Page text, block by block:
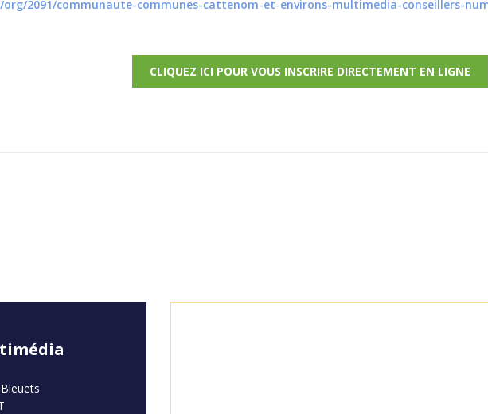
2091/communaute-communes-cattenom-et-environs-multimedia-conseillers-
CLIQUEZ ICI POUR VOUS INSCRIRE DIRECTEMENT EN LIGNE